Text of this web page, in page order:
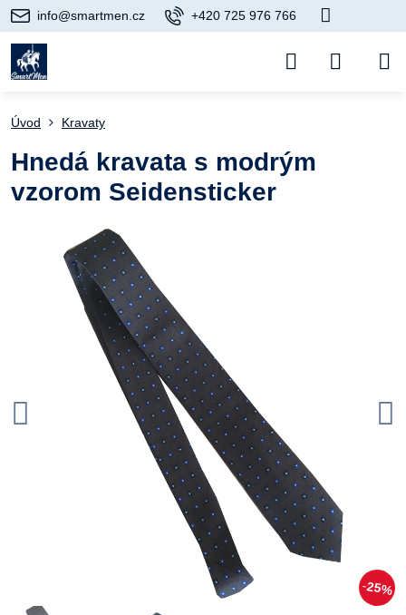
info@smartmen.cz +420 725 976 766
25%
Úvod Kravaty
Hnedá kravata s modrým
vzorom Seidensticker